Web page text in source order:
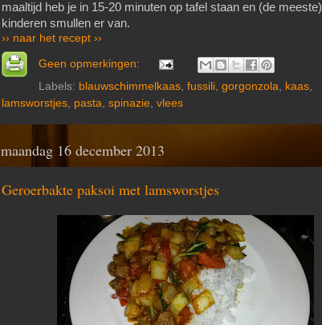
maaltijd heb je in 15-20 minuten op tafel staan en (de meeste)
kinderen smullen er van.
›› naar het recept ››
Geen opmerkingen:
Labels: blauwschimmelkaas, fussili, gorgonzola kaas,
lamsworstjes pasta spinazie vlees
maandag 16 december 2013
Geroerbakte paksoi met lamsworstjes